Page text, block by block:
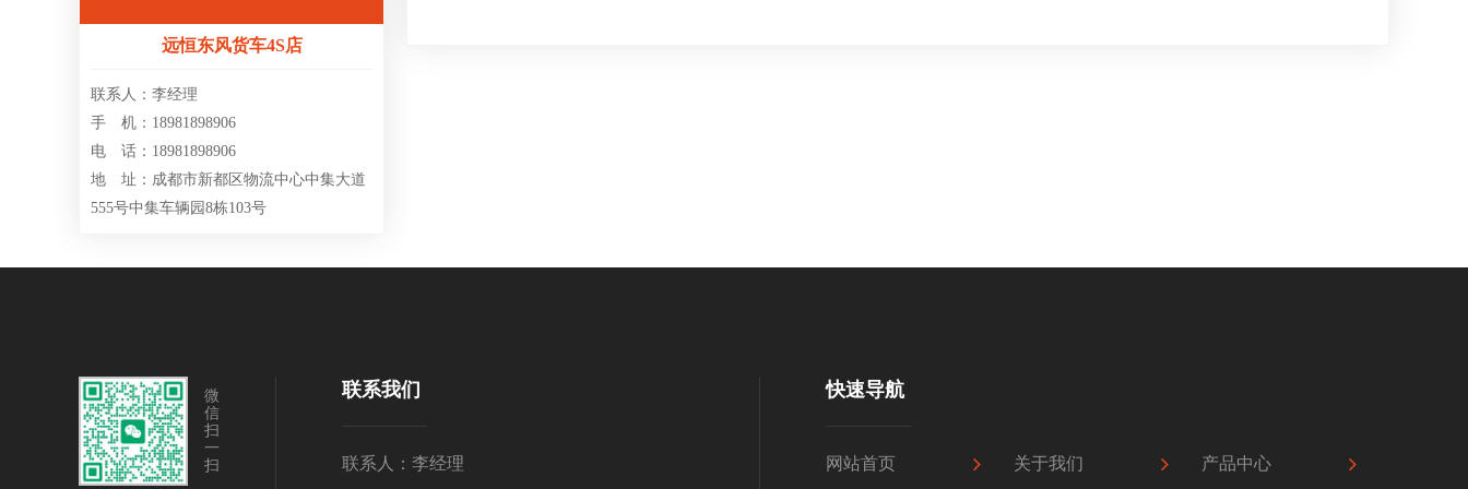
远恒东风货车4S店
联系人：李经理
手 机：18981898906
电 话：18981898906
地 址：成都市新都区物流中心中集大道
555号中集车辆园8栋103号
微
信
扫
一
扫
联系我们
联系人：李经理
快速导航
网站首页 关于我们 产品中心